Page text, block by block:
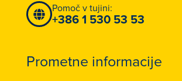
Pomoč v tujini:
+386 1 530 53 53
Prometne informacije